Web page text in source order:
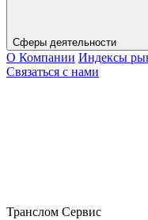
Сферы деятельности
О Компании Индексы
Связаться с нами
Транслом Сервис